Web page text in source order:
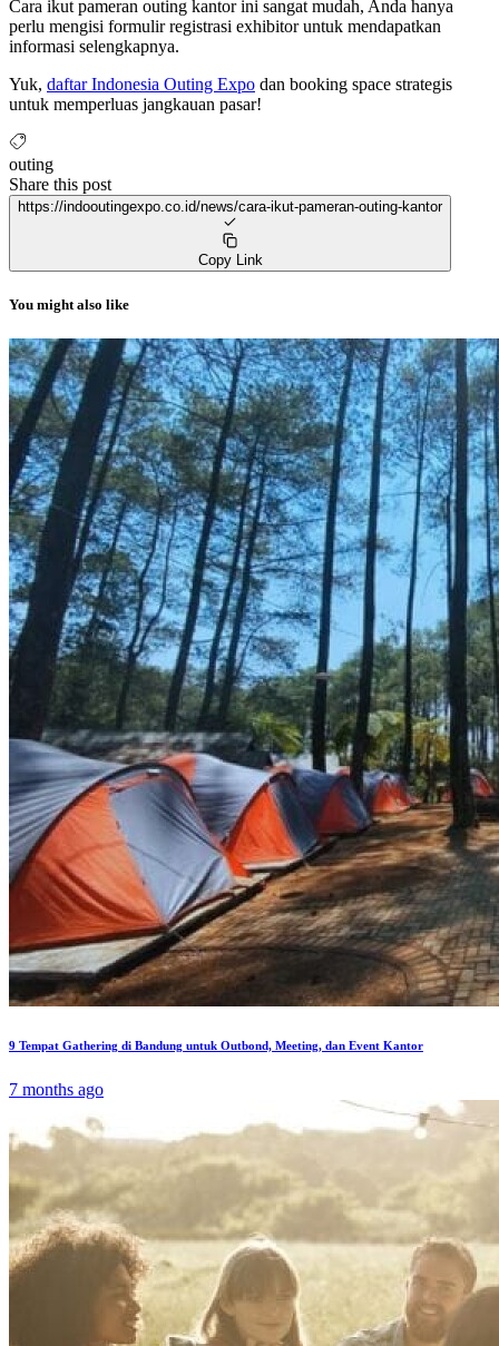
Cara ikut pameran outing kantor ini sangat mudah, Anda hanya
perlu mengisi formulir registrasi exhibitor untuk mendapatkan
informasi selengkapnya.
Yuk, daftar Indonesia Outing Expo dan booking space strategis
untuk memperluas jangkauan pasar!
outing
Share this post
https://indooutingexpo.co.id/news/cara-ikut-pameran-outing-kantor
Copy Link
You might also like
9 Tempat Gathering di Bandung untuk Outbond, Meeting, dan Event Kantor
7 months ago